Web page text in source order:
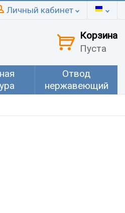
Личный кабинет
Корзина
Пуста
Отвод
нержавеющий